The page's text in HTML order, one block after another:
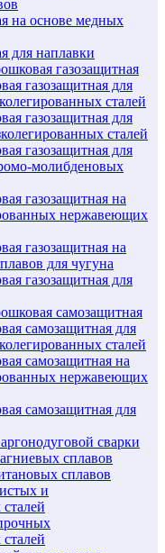
на основе медных
для наплавки
газозащитная
газозащитная для
сталей
газозащитная для
сталей
газозащитная для
молибденовых
газозащитная на
нержавеющих
газозащитная на
для чугуна
газозащитная для
самозащитная
самозащитная для
сталей
самозащитная на
нержавеющих
самозащитная для
сварки
сплавов
сплавов
и